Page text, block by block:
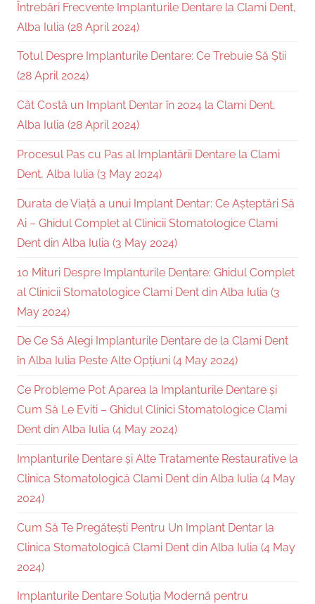
Întrebări Frecvente Implanturile Dentare la Clami Dent,
Alba Iulia (28 April 2024)
Totul Despre Implanturile Dentare: Ce Trebuie Să Știi
(28 April 2024)
Cât Costă un Implant Dentar în 2024 la Clami Dent,
Alba Iulia (28 April 2024)
Procesul Pas cu Pas al Implantării Dentare la Clami
Dent, Alba Iulia (3 May 2024)
Durata de Viață a unui Implant Dentar: Ce Așteptări Să
Ai – Ghidul Complet al Clinicii Stomatologice Clami
Dent din Alba Iulia (3 May 2024)
10 Mituri Despre Implanturile Dentare: Ghidul Complet
al Clinicii Stomatologice Clami Dent din Alba Iulia (3
May 2024)
De Ce Să Alegi Implanturile Dentare de la Clami Dent
în Alba Iulia Peste Alte Opțiuni (4 May 2024)
Ce Probleme Pot Aparea la Implanturile Dentare și
Cum Să Le Eviti – Ghidul Clinici Stomatologice Clami
Dent din Alba Iulia (4 May 2024)
Implanturile Dentare și Alte Tratamente Restaurative la
Clinica Stomatologică Clami Dent din Alba Iulia (4 May
2024)
Cum Să Te Pregătești Pentru Un Implant Dentar la
Clinica Stomatologică Clami Dent din Alba Iulia (4 May
2024)
Implanturile Dentare Soluția Modernă pentru